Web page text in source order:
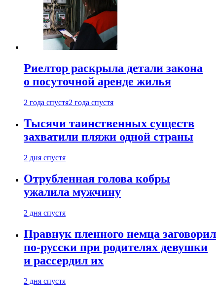
Риелтор раскрыла детали закона
о посуточной аренде жилья
2 года спустя2 года спустя
Тысячи таинственных существ
захватили пляжи одной страны
2 дня спустя
Отрубленная голова кобры
ужалила мужчину
2 дня спустя
Правнук пленного немца заговорил
по-русски при родителях девушки
и рассердил их
2 дня спустя